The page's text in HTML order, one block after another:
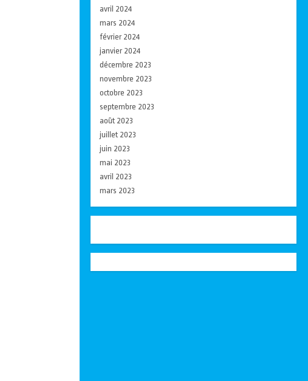
avril 2024
mars 2024
février 2024
janvier 2024
décembre 2023
novembre 2023
octobre 2023
septembre 2023
août 2023
juillet 2023
juin 2023
mai 2023
avril 2023
mars 2023